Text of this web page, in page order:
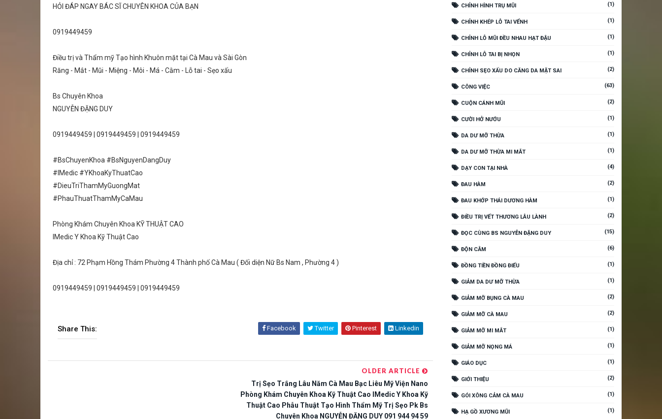
HỎI ĐÁP NGAY BÁC SĨ CHUYÊN KHOA CỦA BẠN
0919449459
Điều trị và Thẩm mỹ Tạo hình Khuôn mặt tại Cà Mau và Sài Gòn
Răng - Mắt - Mũi - Miệng - Môi - Má - Cằm - Lỗ tai - Sẹo xấu
Bs Chuyên Khoa
NGUYỄN ĐẶNG DUY
0919449459 | 0919449459 | 0919449459
#BsChuyenKhoa #BsNguyenDangDuy
#IMedic #YKhoaKyThuatCao
#DieuTriThamMyGuongMat
#PhauThuatThamMyCaMau
Phòng Khám Chuyên Khoa KỸ THUẬT CAO
IMedic Y Khoa Kỹ Thuật Cao
Địa chỉ : 72 Phạm Hồng Thám Phường 4 Thành phố Cà Mau ( Đối diện Nữ Bs Nam , Phường 4 )
0919449459 | 0919449459 | 0919449459
Share This: Facebook Twitter Pinterest Linkedin
OLDER ARTICLE
Trị Sẹo Trắng Lâu Năm Cà Mau Bạc Liêu Mỹ Viện Nano
Phòng Khám Chuyên Khoa Kỹ Thuật Cao IMedic Y Khoa Kỹ
Thuật Cao Phẫu Thuật Tạo Hình Thẩm Mỹ Trị Sẹo Pk Bs
Chuyên Khoa NGUYỄN ĐẶNG DUY 091 944 94 59
CHỈNH HÌNH TRỤ MŨI (1)
CHỈNH KHÉP LỖ TAI VỂNH (1)
CHỈNH LỖ MŨI ĐỀU NHAU HẠT ĐẬU (1)
CHỈNH LỖ TAI BỊ NHỌN (1)
CHỈNH SẸO XẤU DO CĂNG DA MẶT SAI (2)
CÔNG VIỆC (63)
CUỘN CÁNH MŨI (2)
CƯỜI HỞ NƯỚU (1)
DA DƯ MỠ THỪA (1)
DA DƯ MỠ THỪA MI MẮT (1)
DẠY CON TẠI NHÀ (4)
ĐAU HÀM (2)
ĐAU KHỚP THÁI DƯƠNG HÀM (1)
ĐIỀU TRỊ VẾT THƯƠNG LÂU LÀNH (2)
ĐỌC CÙNG BS NGUYỄN ĐẶNG DUY (15)
ĐỘN CẰM (6)
ĐỒNG TIỀN ĐỒNG ĐIẾU (1)
GIẢM DA DƯ MỠ THỪA (1)
GIẢM MỠ BỤNG CÀ MAU (2)
GIẢM MỠ CÀ MAU (2)
GIẢM MỠ MI MẮT (1)
GIẢM MỠ NỌNG MÁ (1)
GIÁO DỤC (1)
GIỚI THIỆU (2)
GÓI XÔNG CẢM CÀ MAU (1)
HẠ GỒ XƯƠNG MŨI (1)